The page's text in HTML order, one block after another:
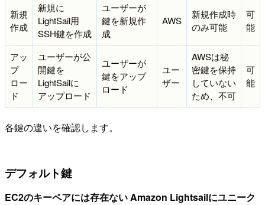
新規
作成
新規に
LightSail用
SSH鍵を作成
ユーザーが
鍵を新規作
成
AWS
新規作成時
のみ可能
可
能
アッ
プ
ロー
ド
ユーザーが公
開鍵を
LightSailに
アップロード
ユーザーが
鍵をアップ
ロード
ユー
ザー
AWSは秘
密鍵を保持
していない
ため、不可
可
能
各鍵の違いを確認します。
デフォルト鍵
EC2のキーペアには存在ない Amazon Lightsailにユニーク